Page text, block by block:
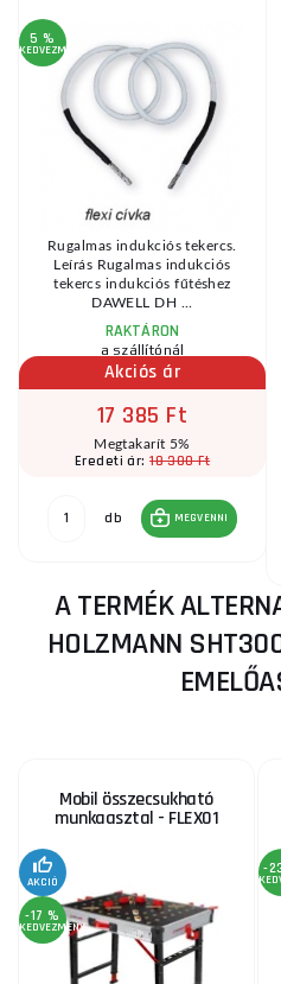
5 %
KEDVEZMÉNY
Rugalmas indukciós tekercs.
Leírás Rugalmas indukciós
tekercs indukciós fűtéshez
DAWELL DH ...
RAKTÁRON
a szállítónál
Akciós ár
17 385 Ft
Megtakarít 5%
Eredeti ár:18 300 Ft
db MEGVENNI
A TERMÉK
HOLZMANN
Mobil összecsukható
munkaasztal - FLEX01
AKCIÓ
-17 %
KEDVEZMÉNY
-